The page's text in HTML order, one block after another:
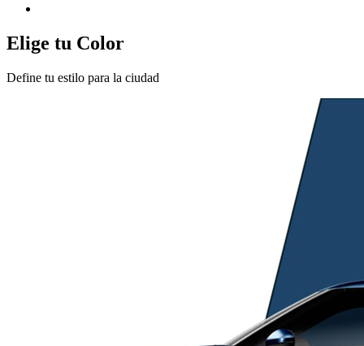
Elige tu Color
Define tu estilo para la ciudad